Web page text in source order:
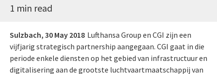
1 min read
Sulzbach, 30 May 2018 Lufthansa Group en CGI zijn een
vijfjarig strategisch partnership aangegaan. CGI gaat in die
periode enkele diensten op het gebied van infrastructuur en
digitalisering aan de grootste luchtvaartmaatschappij van